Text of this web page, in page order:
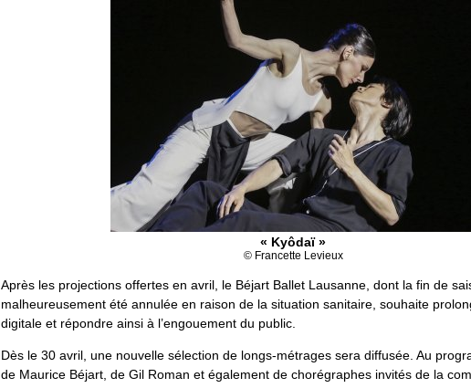
« Kyôdaï »
© Francette Levieux
Après les projections offertes en avril, le Béjart Ballet Lausanne, dont la fin de
malheureusement été annulée en raison de la situation sanitaire, souhaite
digitale et répondre ainsi à l’engouement du public.
Dès le 30 avril, une nouvelle sélection de longs-métrages sera diffusée. Au
de Maurice Béjart, de Gil Roman et également de chorégraphes invités de la